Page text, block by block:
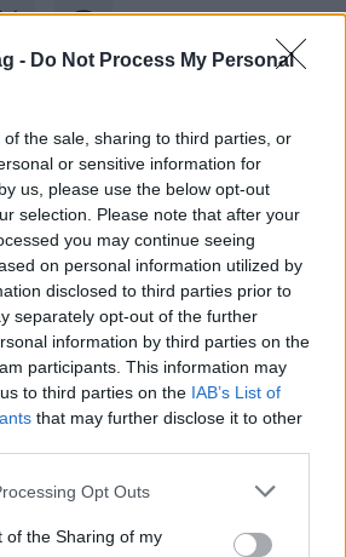
- Do Not Process My Personal
the sale, sharing to third parties, or
or sensitive information for
us, please use the below opt-out
selection. Please note that after your
you may continue seeing
on personal information utilized by
disclosed to third parties prior to
separately opt-out of the further
information by third parties on the
participants. This information may
to third parties on the IAB’s List of
that may further disclose it to other
app uses one or more Google
or usage behaviour. You may click to
Opt Outs
of the Sharing of my
és értesülj a friss hírekről a
Követem
#PARKOLÁS #KRESZ